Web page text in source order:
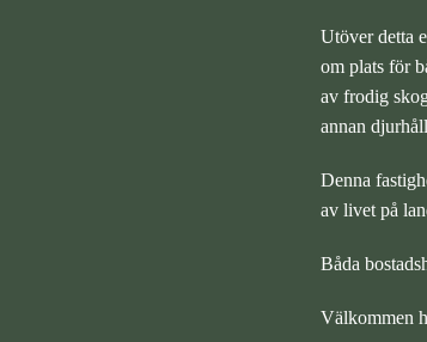
Utöver detta
om plats för
av frodig
annan
Denna
av livet på
Båda
Välkommen